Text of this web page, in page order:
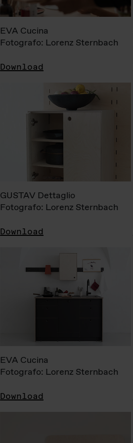
EVA Cucina
Fotografo: Lorenz Sternbach
Download
GUSTAV Dettaglio
Fotografo: Lorenz Sternbach
Download
EVA Cucina
Fotografo: Lorenz Sternbach
Download